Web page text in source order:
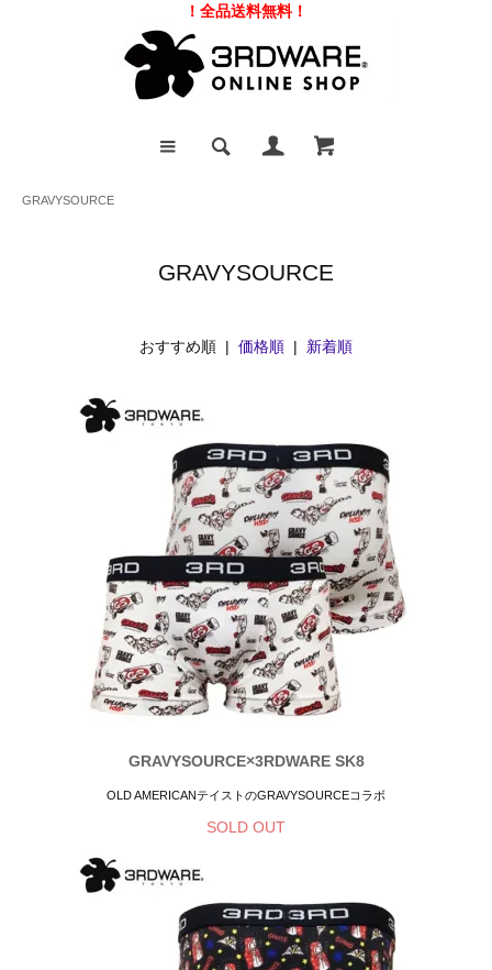
！全品送料無料！
GRAVYSOURCE
GRAVYSOURCE
おすすめ順 | 価格順 | 新着順
GRAVYSOURCE×3RDWARE SK8
OLD AMERICANテイストのGRAVYSOURCEコラボ
SOLD OUT